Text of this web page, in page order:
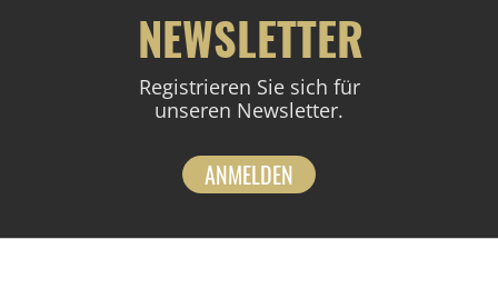
NEWSLETTER
Registrieren Sie sich für
unseren Newsletter.
ANMELDEN